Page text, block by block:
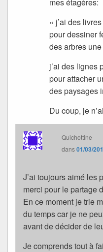
« j’ai des
pour dessiner
des arbres
j’ai des lignes
pour attacher
des paysages
Du coup, je
Quichottine
dans01/03/
J’ai toujours aimé les
merci pour le partage
En ce moment je trie
du temps car je ne
avant de décider de
Je comprends tout à